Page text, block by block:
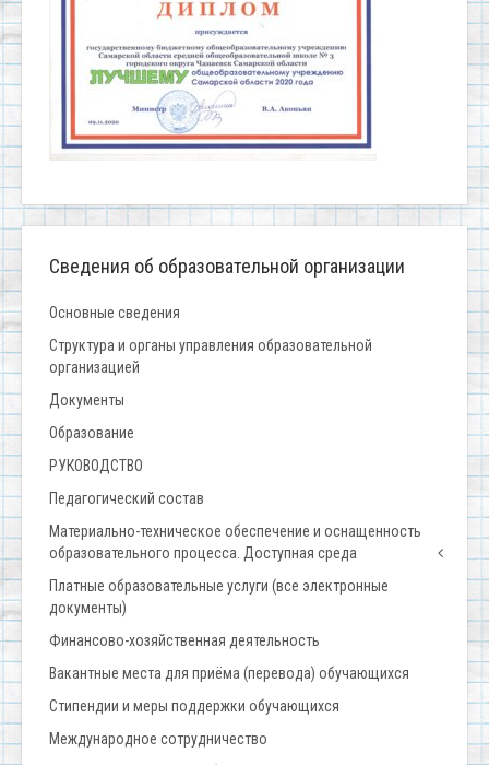
Сведения об образовательной организации
Основные сведения
Структура и органы управления образовательной
организацией
Документы
Образование
РУКОВОДСТВО
Педагогический состав
Материально-техническое обеспечение и оснащенность
образовательного процесса. Доступная среда
Платные образовательные услуги (все электронные
документы)
Финансово-хозяйственная деятельность
Вакантные места для приёма (перевода) обучающихся
Стипендии и меры поддержки обучающихся
Международное сотрудничество